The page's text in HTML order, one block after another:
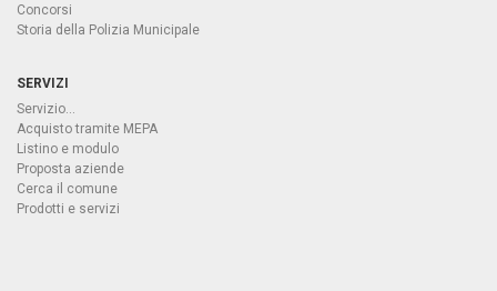
Concorsi
Storia della Polizia Municipale
SERVIZI
Servizio...
Acquisto tramite MEPA
Listino e modulo
Proposta aziende
Cerca il comune
Prodotti e servizi